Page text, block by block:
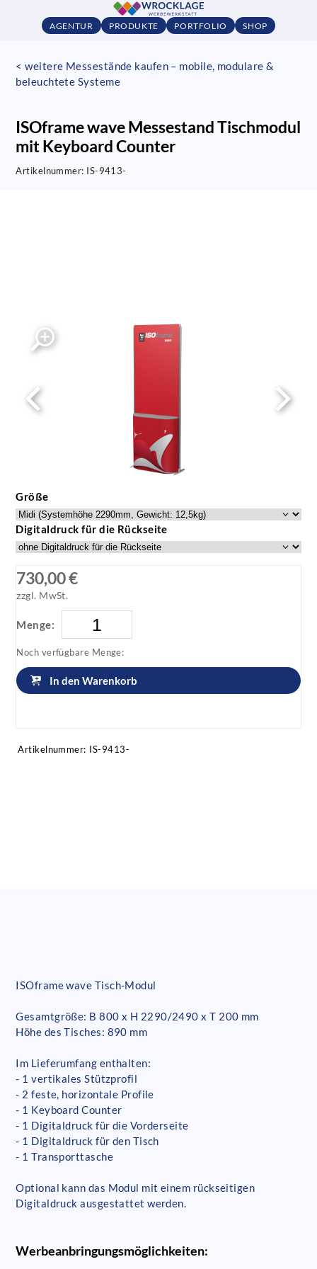
AGENTUR PRODUKTE PORTFOLIO SHOP
< weitere Messestände kaufen – mobile, modulare &
beleuchtete Systeme
ISOframe wave Messestand Tischmodul
mit Keyboard Counter
Artikelnummer: IS-9413-
ISOframe wave Tisch-Modul Keyboard Counter
ISOframe wave Tisch-Modul Keyboard Counter mit
Größe
Digitaldruck für die Rückseite
730,00 €
zzgl. MwSt.
Menge:
Noch verfügbare Menge:
In den Warenkorb
Artikelnummer: IS-9413-
ISOframe wave Tisch-Modul
Gesamtgröße: B 800 x H 2290/2490 x T 200 mm
Höhe des Tisches: 890 mm
Im Lieferumfang enthalten:
- 1 vertikales Stützprofil
- 2 feste, horizontale Profile
- 1 Keyboard Counter
- 1 Digitaldruck für die Vorderseite
- 1 Digitaldruck für den Tisch
- 1 Transporttasche
Optional kann das Modul mit einem rückseitigen
Digitaldruck ausgestattet werden.
Werbeanbringungsmöglichkeiten: